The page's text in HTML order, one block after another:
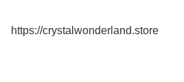
https://crystalwonderland.store